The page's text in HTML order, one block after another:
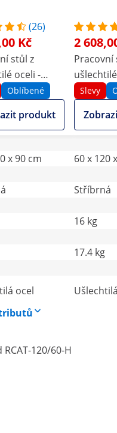
(26)
Kč
stůl z
oceli -
- 120 x 60
kg - skládací
Catering
Oblíbené
produkt
2
Pracovní
- 120 x
- stojan -
Catering
Slevy
x 90 cm
60 x 120
Stříbrná
16 kg
17.4 kg
ocel
120/60-H